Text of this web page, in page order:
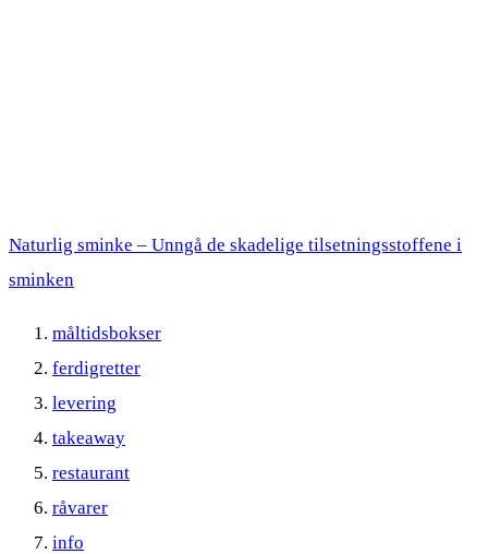
Naturlig sminke – Unngå de skadelige tilsetningsstoffene i
sminken
måltidsbokser
ferdigretter
levering
takeaway
restaurant
råvarer
info